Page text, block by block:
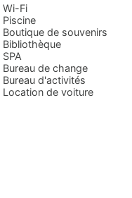
Wi-Fi
Piscine
Boutique de souvenirs
Bibliothèque
SPA
Bureau de change
Bureau d'activités
Location de voiture